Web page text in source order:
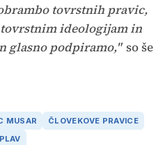
tovrstnih pravic,
ideologijam in
glasno podpiramo," so še
MUSAR
ČLOVEKOVE PRAVICE